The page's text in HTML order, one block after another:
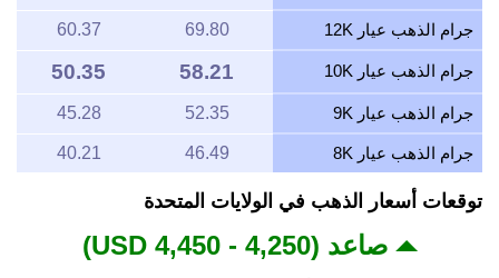
جرام الذهب عيار 12K 69.80
60.37
جرام الذهب عيار 10K 58.21
50.35
جرام الذهب عيار 9K 52.35
45.28
جرام الذهب عيار 8K 46.49
40.21
توقعات أسعار الذهب في الولايات المتحدة
صاعد (4,250 - 4,450 USD)